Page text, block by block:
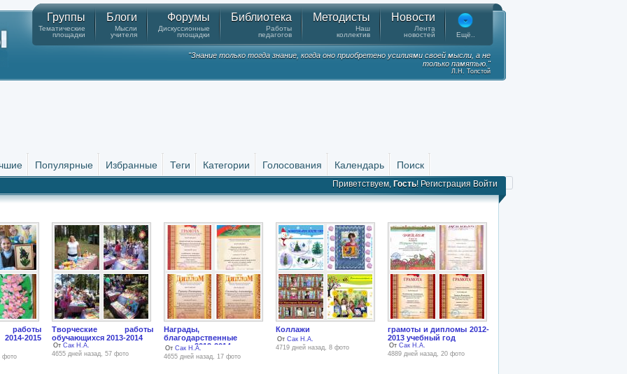
Группы
Тематические
площадки
Блоги
Мысли
учителя
Форумы
Дискуссионные
площадки
Библиотека
Работы
педагогов
Методисты
Наш
коллектив
Новости
Лента
новостей
Ещё..
"Знание только тогда знание, когда оно приобретено усилиями своей мысли, а не
только памятью."
Л.Н. Толстой
Популярные Избранные Теги Категории Голосования Календарь Поиск
Приветствуем, Гость! Регистрация Войти
работы
2015
фото
Творческие работы
обучающихся 2013-2014
От Сак Н.А.
4655 дней назад, 57 фото
Награды,
благодарственные
письма 2013-2014
От Сак Н.А.
4655 дней назад, 17 фото
Коллажи
От Сак Н.А.
4719 дней назад, 8 фото
грамоты и дипломы 2012-
2013 учебный год
От Сак Н.А.
4889 дней назад, 20 фото